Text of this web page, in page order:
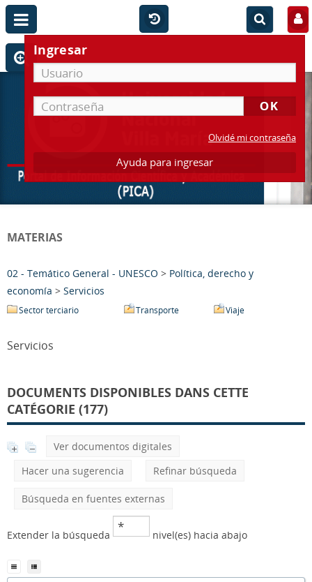
Ingresar
Olvidé mi contraseña
Ayuda para ingresar
MATERIAS
02 - Temático General - UNESCO > Política, derecho y
economía > Servicios
Sector terciario Transporte Viaje
Servicios
DOCUMENTS DISPONIBLES DANS CETTE
CATÉGORIE (177)
Ver documentos digitales
Hacer una sugerencia
Refinar búsqueda
Búsqueda en fuentes externas
Extender la búsqueda nivel(es) hacia abajo